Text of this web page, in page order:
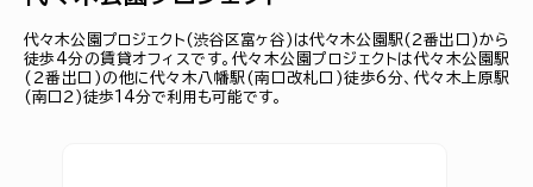
代々木公園プロジェクト(渋谷区富ヶ谷)は代々木公園駅(２番出口)から
徒歩4分の賃貸オフィスです。代々木公園プロジェクトは代々木公園駅
(２番出口)の他に代々木八幡駅(南口改札口)徒歩6分、代々木上原駅
(南口２)徒歩14分で利用も可能です。